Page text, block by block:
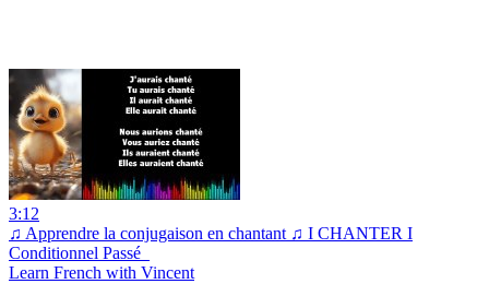
3:12
♫ Apprendre la conjugaison en chantant ♫ I CHANTER I
Conditionnel Passé_
Learn French with Vincent